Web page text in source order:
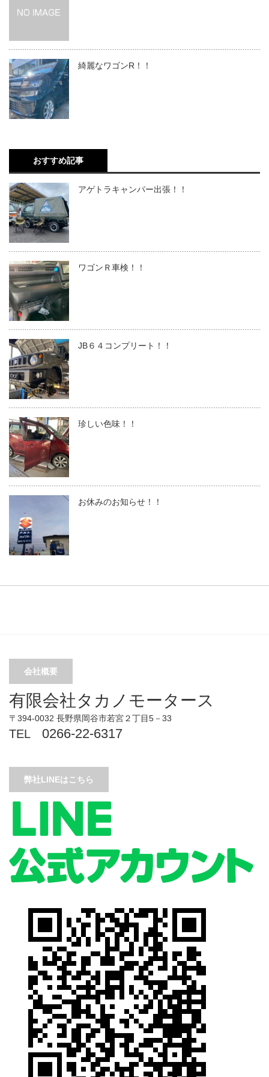
綺麗なワゴンR！！
おすすめ記事
アゲトラキャンパー出張！！
ワゴンＲ車検！！
JB６４コンプリート！！
珍しい色味！！
お休みのお知らせ！！
会社概要
有限会社タカノモータース
〒394-0032 長野県岡谷市若宮２丁目5－33
TEL 0266-22-6317
弊社LINEはこちら